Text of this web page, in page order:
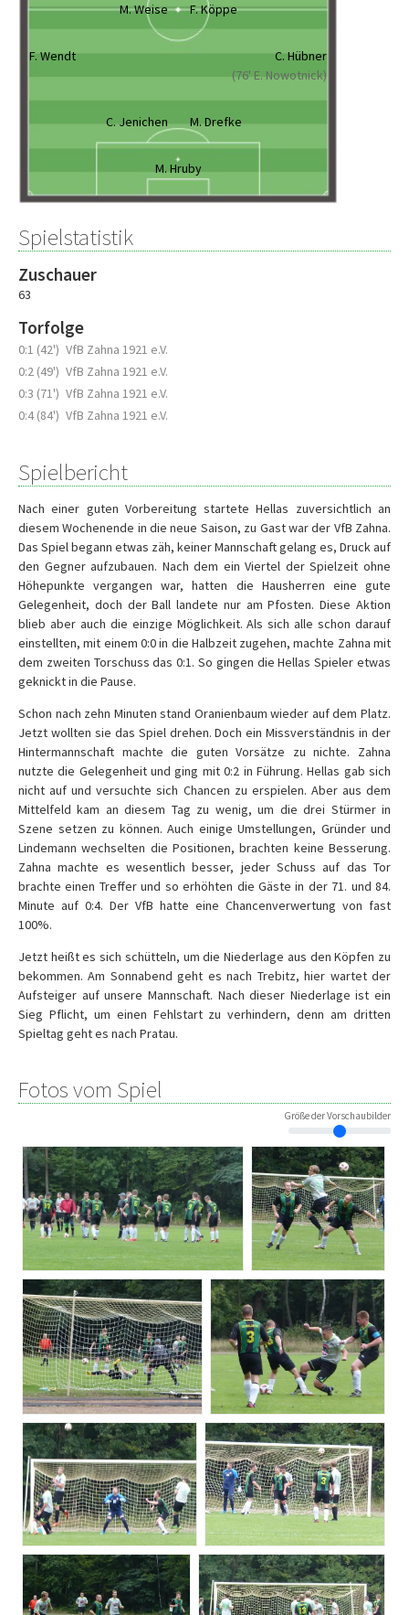
M. Weise F. Köppe
F. Wendt
C. Hübner
(76' E. Nowotnick)
C. Jenichen M. Drefke
M. Hruby
Spielstatistik
Zuschauer
63
Torfolge
0:1 (42') VfB Zahna 1921 e.V.
0:2 (49') VfB Zahna 1921 e.V.
0:3 (71') VfB Zahna 1921 e.V.
0:4 (84') VfB Zahna 1921 e.V.
Spielbericht
Nach einer guten Vorbereitung startete Hellas zuversichtlich an
diesem Wochenende in die neue Saison, zu Gast war der VfB Zahna.
Das Spiel begann etwas zäh, keiner Mannschaft gelang es, Druck auf
den Gegner aufzubauen. Nach dem ein Viertel der Spielzeit ohne
Höhepunkte vergangen war, hatten die Hausherren eine gute
Gelegenheit, doch der Ball landete nur am Pfosten. Diese Aktion
blieb aber auch die einzige Möglichkeit. Als sich alle schon darauf
einstellten, mit einem 0:0 in die Halbzeit zugehen, machte Zahna mit
dem zweiten Torschuss das 0:1. So gingen die Hellas Spieler etwas
geknickt in die Pause.
Schon nach zehn Minuten stand Oranienbaum wieder auf dem Platz.
Jetzt wollten sie das Spiel drehen. Doch ein Missverständnis in der
Hintermannschaft machte die guten Vorsätze zu nichte. Zahna
nutzte die Gelegenheit und ging mit 0:2 in Führung. Hellas gab sich
nicht auf und versuchte sich Chancen zu erspielen. Aber aus dem
Mittelfeld kam an diesem Tag zu wenig, um die drei Stürmer in
Szene setzen zu können. Auch einige Umstellungen, Gründer und
Lindemann wechselten die Positionen, brachten keine Besserung.
Zahna machte es wesentlich besser, jeder Schuss auf das Tor
brachte einen Treffer und so erhöhten die Gäste in der 71. und 84.
Minute auf 0:4. Der VfB hatte eine Chancenverwertung von fast
100%.
Jetzt heißt es sich schütteln, um die Niederlage aus den Köpfen zu
bekommen. Am Sonnabend geht es nach Trebitz, hier wartet der
Aufsteiger auf unsere Mannschaft. Nach dieser Niederlage ist ein
Sieg Pflicht, um einen Fehlstart zu verhindern, denn am dritten
Spieltag geht es nach Pratau.
Fotos vom Spiel
Größe der Vorschaubilder